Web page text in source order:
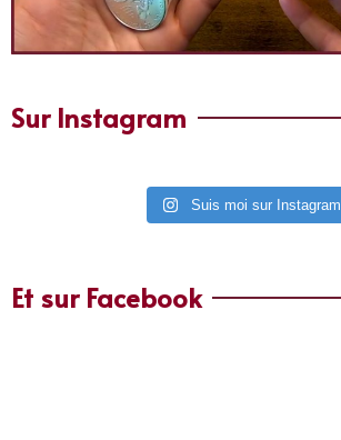
Sur Instagram
Suis moi sur Instagram
Et sur Facebook